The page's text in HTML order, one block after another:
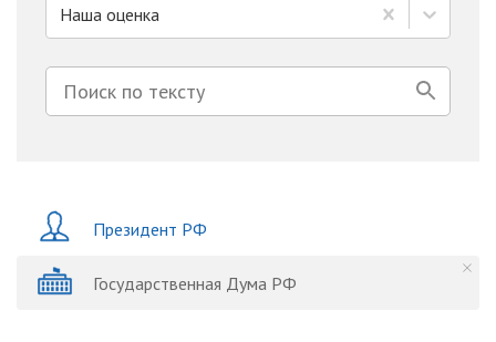
Наша оценка
Президент РФ
Государственная Дума РФ